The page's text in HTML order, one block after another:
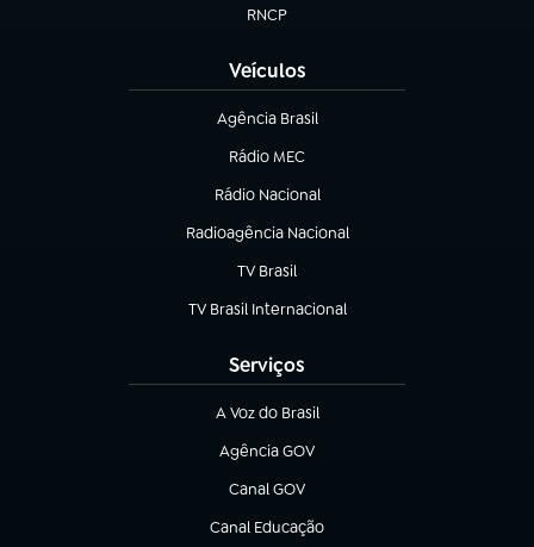
RNCP
(abre em nova aba)
Veículos
Agência Brasil
(abre em nova aba)
Rádio MEC
Rádio Nacional
(abre em nova aba)
Radioagência Nacional
(abre em nova aba)
TV Brasil
(abre em nova aba)
TV Brasil Internacional
(abre em nova aba)
Serviços
A Voz do Brasil
(abre em nova aba)
Agência GOV
(abre em nova aba)
Canal GOV
(abre em nova aba)
Canal Educação
(abre em nova aba)